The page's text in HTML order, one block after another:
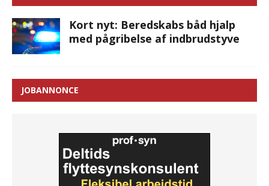
Kort nyt: Beredskabs båd hjalp
med pågribelse af indbrudstyve
JOBANNONCE